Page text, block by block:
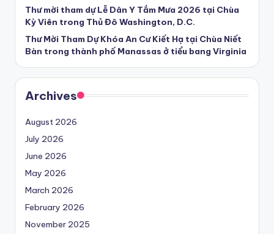
Thư mời tham dự Lễ Dân Y Tắm Mưa 2026 tại Chùa
Kỳ Viên trong Thủ Đô Washington, D.C.
Thư Mời Tham Dự Khóa An Cư Kiết Hạ tại Chùa Niết
Bàn trong thành phố Manassas ở tiểu bang Virginia
Archives
August 2026
July 2026
June 2026
May 2026
March 2026
February 2026
November 2025